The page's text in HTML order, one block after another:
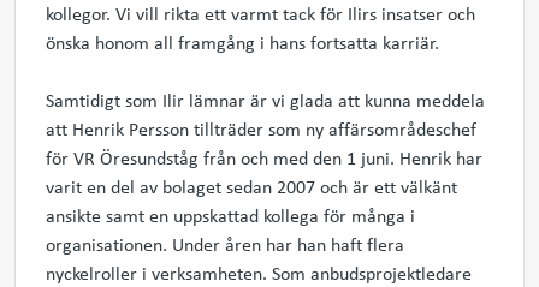
kollegor. Vi vill rikta ett varmt tack för Ilirs insatser och
önska honom all framgång i hans fortsatta karriär.
Samtidigt som Ilir lämnar är vi glada att kunna meddela
att Henrik Persson tillträder som ny affärsområdeschef
för VR Öresundståg från och med den 1 juni. Henrik har
varit en del av bolaget sedan 2007 och är ett välkänt
ansikte samt en uppskattad kollega för många i
organisationen. Under åren har han haft flera
nyckelroller i verksamheten. Som anbudsprojektledare